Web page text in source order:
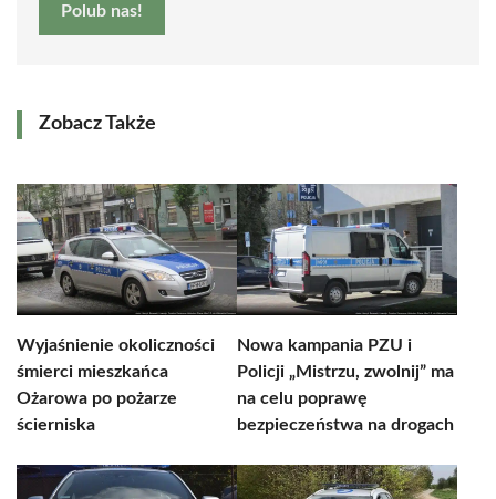
Polub nas!
Zobacz Także
Wyjaśnienie okoliczności
śmierci mieszkańca
Ożarowa po pożarze
ścierniska
Nowa kampania PZU i
Policji „Mistrzu, zwolnij” ma
na celu poprawę
bezpieczeństwa na drogach